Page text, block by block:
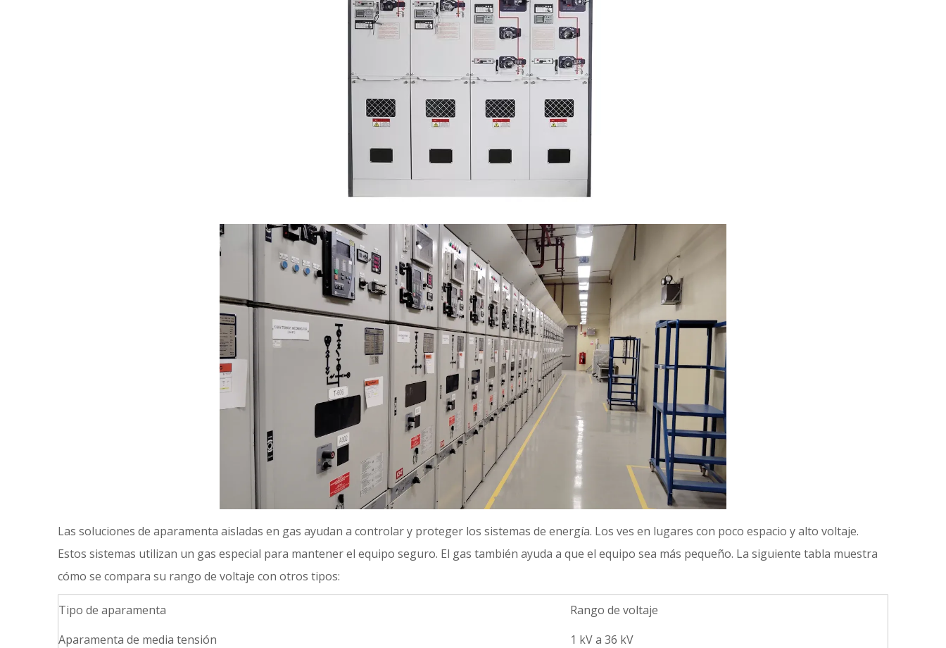
Las soluciones de aparamenta aisladas en gas ayudan a controlar y proteger los sistemas de energía. Los ves en lugares con poco espacio y alto voltaje.
Estos sistemas utilizan un gas especial para mantener el equipo seguro. El gas también ayuda a que el equipo sea más pequeño. La siguiente tabla muestra
cómo se compara su rango de voltaje con otros tipos:
Tipo de aparamenta
Rango de voltaje
Aparamenta de media tensión
1 kV a 36 kV